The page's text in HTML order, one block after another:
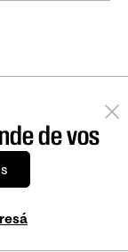
de vos